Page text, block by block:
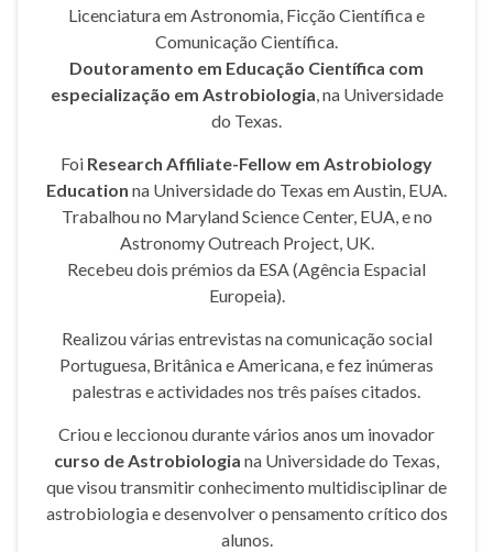
Licenciatura em Astronomia, Ficção Científica e
Comunicação Científica.
Doutoramento em Educação Científica com
especialização em Astrobiologia, na Universidade
do Texas.
Foi Research Affiliate-Fellow em Astrobiology
Education na Universidade do Texas em Austin, EUA.
Trabalhou no Maryland Science Center, EUA, e no
Astronomy Outreach Project, UK.
Recebeu dois prémios da ESA (Agência Espacial
Europeia).
Realizou várias entrevistas na comunicação social
Portuguesa, Britânica e Americana, e fez inúmeras
palestras e actividades nos três países citados.
Criou e leccionou durante vários anos um inovador
curso de Astrobiologia na Universidade do Texas,
que visou transmitir conhecimento multidisciplinar de
astrobiologia e desenvolver o pensamento crítico dos
alunos.